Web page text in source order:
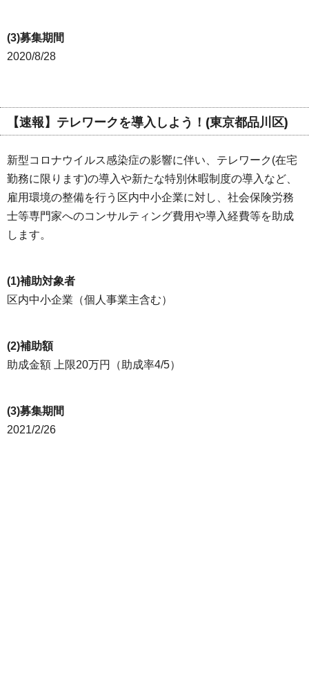
(3)募集期間
2020/8/28
【速報】テレワークを導入しよう！(東京都品川区)
新型コロナウイルス感染症の影響に伴い、テレワーク(在宅
勤務に限ります)の導入や新たな特別休暇制度の導入など、
雇用環境の整備を行う区内中小企業に対し、社会保険労務
士等専門家へのコンサルティング費用や導入経費等を助成
します。
(1)補助対象者
区内中小企業（個人事業主含む）
(2)補助額
助成金額 上限20万円（助成率4/5）
(3)募集期間
2021/2/26